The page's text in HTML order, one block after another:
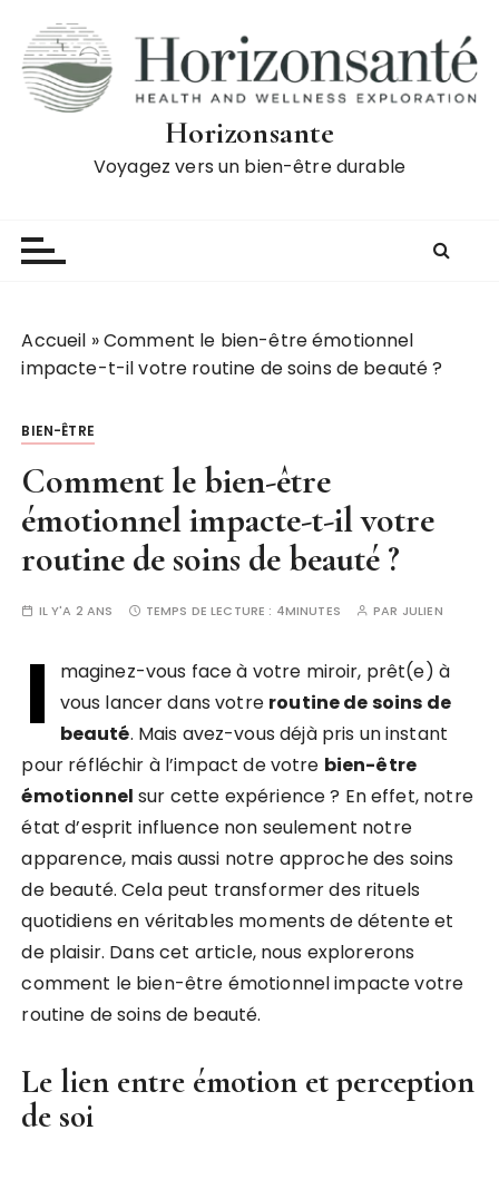
Horizonsante
Voyagez vers un bien-être durable
Accueil »Comment le bien-être émotionnel
impacte-t-il votre routine de soins de beauté ?
BIEN-ÊTRE
Comment le bien-être
émotionnel impacte-t-il votre
routine de soins de beauté ?
IL Y'A 2 ANS TEMPS DE LECTURE : 4MINUTES PAR JULIEN
I
maginez-vous face à votre miroir, prêt(e) à
vous lancer dans votre routine de soins de
beauté. Mais avez-vous déjà pris un instant
pour réfléchir à l’impact de votre bien-être
émotionnel sur cette expérience ? En effet, notre
état d’esprit influence non seulement notre
apparence, mais aussi notre approche des soins
de beauté. Cela peut transformer des rituels
quotidiens en véritables moments de détente et
de plaisir. Dans cet article, nous explorerons
comment le bien-être émotionnel impacte votre
routine de soins de beauté.
Le lien entre émotion et perception
de soi